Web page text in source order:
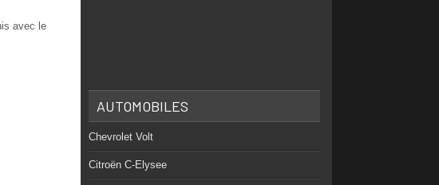
avec le
AUTOMOBILES
Chevrolet Volt
Citroën C-Elysee